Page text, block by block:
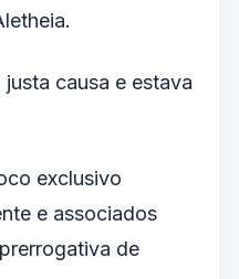
causa e estava
exclusivo
e associados
de